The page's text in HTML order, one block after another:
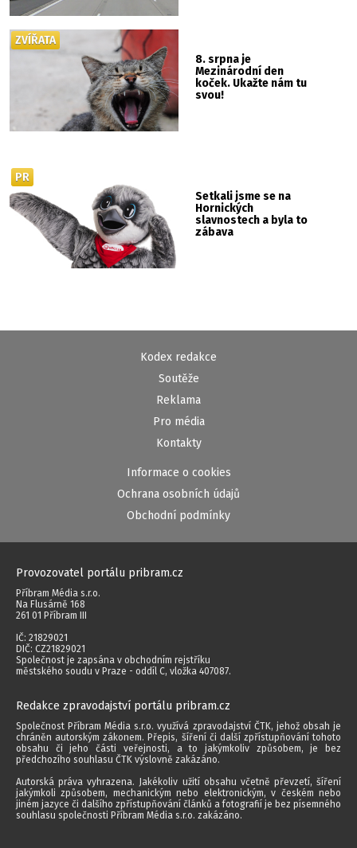
8. srpna je
Mezinárodní den
koček. Ukažte nám tu
svou!
ZVÍŘATA
Setkali jsme se na
Hornických
slavnostech a byla to
zábava
PR
Kodex redakce
Soutěže
Reklama
Pro média
Kontakty
Informace o cookies
Ochrana osobních údajů
Obchodní podmínky
Provozovatel portálu pribram.cz
Příbram Média s.r.o.
Na Flusárně 168
261 01 Příbram III
IČ: 21829021
DIČ: CZ21829021
Společnost je zapsána v obchodním rejstříku
městského soudu v Praze - oddíl C, vložka 407087.
Redakce zpravodajství portálu pribram.cz
Společnost Příbram Média s.r.o. využívá zpravodajství ČTK, jehož obsah je
chráněn autorským zákonem. Přepis, šíření či další zpřístupňování tohoto
obsahu či jeho části veřejnosti, a to jakýmkoliv způsobem, je bez
předchozího souhlasu ČTK výslovně zakázáno.
Autorská práva vyhrazena. Jakékoliv užití obsahu včetně převzetí, šíření
jakýmkoli způsobem, mechanickým nebo elektronickým, v českém nebo
jiném jazyce či dalšího zpřístupňování článků a fotografií je bez písemného
souhlasu společnosti Příbram Média s.r.o. zakázáno.